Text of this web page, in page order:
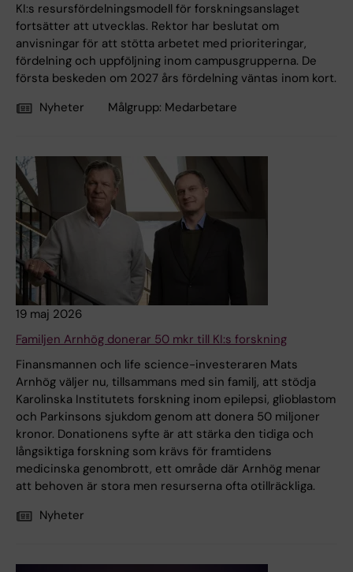
KI:s resursfördelningsmodell för forskningsanslaget
fortsätter att utvecklas. Rektor har beslutat om
anvisningar för att stötta arbetet med prioriteringar,
fördelning och uppföljning inom campusgrupperna. De
första beskeden om 2027 års fördelning väntas inom kort.
Nyheter
Målgrupp: Medarbetare
19 maj 2026
Familjen Arnhög donerar 50 mkr till KI:s forskning
Finansmannen och life science-investeraren Mats
Arnhög väljer nu, tillsammans med sin familj, att stödja
Karolinska Institutets forskning inom epilepsi, glioblastom
och Parkinsons sjukdom genom att donera 50 miljoner
kronor. Donationens syfte är att stärka den tidiga och
långsiktiga forskning som krävs för framtidens
medicinska genombrott, ett område där Arnhög menar
att behoven är stora men resurserna ofta otillräckliga.
Nyheter